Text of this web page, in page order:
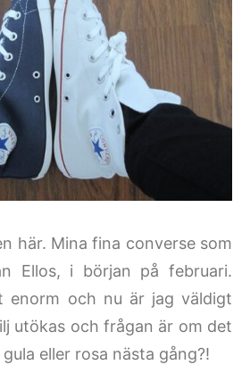
här. Mina fina converse som
Ellos, i början på februari.
enorm och nu är jag väldigt
utökas och frågan är om det
eller rosa nästa gång?!